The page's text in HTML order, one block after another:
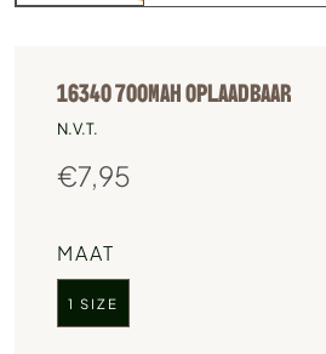
16340 700MAH OPLAADBAAR
N.V.T.
€7,95
MAAT
1 SIZE